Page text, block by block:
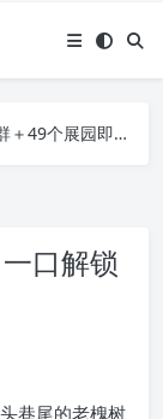
，覆盖全场景技能
展园即将亮相！
展园即将亮相！
口解锁
巷尾的老槐树